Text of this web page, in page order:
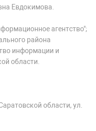
Евдокимова.
агентство";
района
информации и
области.
области, ул.